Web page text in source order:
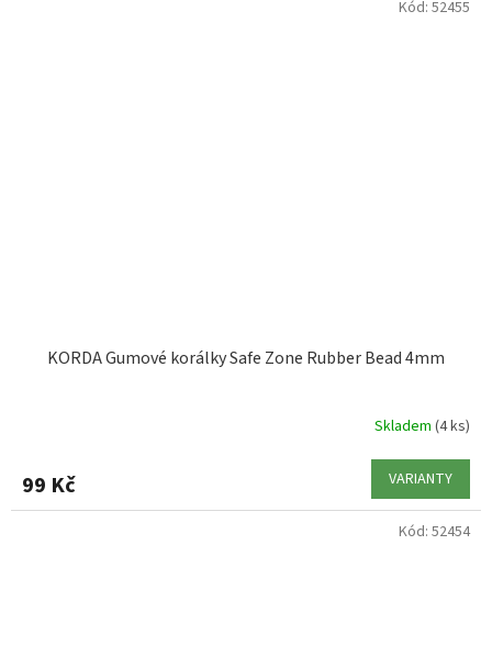
KORDA Gumové korálky Safe Zone Rubber Bead 4mm
Skladem (4 ks)
99 Kč VARIANTY
Kód: 52455
Kód: 52454